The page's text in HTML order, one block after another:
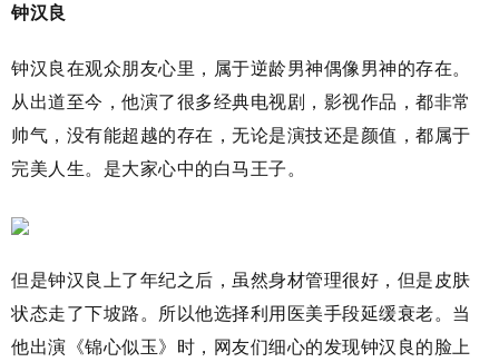
钟汉良
钟汉良在观众朋友心里，属于逆龄男神偶像男神的存在。
从出道至今，他演了很多经典电视剧，影视作品，都非常
帅气，没有能超越的存在，无论是演技还是颜值，都属于
完美人生。是大家心中的白马王子。
但是钟汉良上了年纪之后，虽然身材管理很好，但是皮肤
状态走了下坡路。所以他选择利用医美手段延缓衰老。当
他出演《锦心似玉》时，网友们细心的发现钟汉良的脸上